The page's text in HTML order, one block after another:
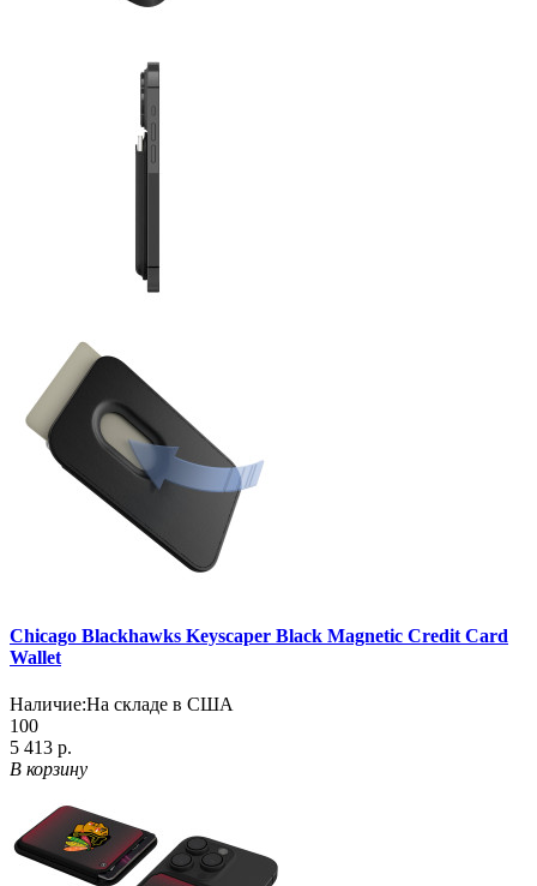
Chicago Blackhawks Keyscaper Black Magnetic Credit Card
Wallet
Наличие:На складе в США
100
5 413 р.
В корзину